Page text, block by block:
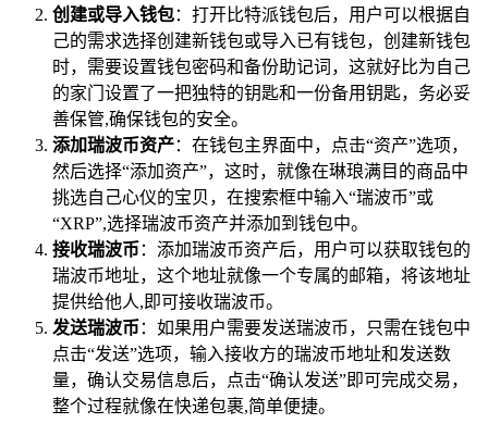
创建或导入钱包：打开比特派钱包后，用户可以根据自
己的需求选择创建新钱包或导入已有钱包，创建新钱包
时，需要设置钱包密码和备份助记词，这就好比为自己
的家门设置了一把独特的钥匙和一份备用钥匙，务必妥
善保管,确保钱包的安全。
添加瑞波币资产：在钱包主界面中，点击“资产”选项，
然后选择“添加资产”，这时，就像在琳琅满目的商品中
挑选自己心仪的宝贝，在搜索框中输入“瑞波币”或
“XRP”,选择瑞波币资产并添加到钱包中。
接收瑞波币 ：添加瑞波币资产后，用户可以获取钱包的
瑞波币地址，这个地址就像一个专属的邮箱，将该地址
提供给他人,即可接收瑞波币。
发送瑞波币 ：如果用户需要发送瑞波币，只需在钱包中
点击“发送”选项，输入接收方的瑞波币地址和发送数
量，确认交易信息后，点击“确认发送”即可完成交易，
整个过程就像在快递包裹,简单便捷。